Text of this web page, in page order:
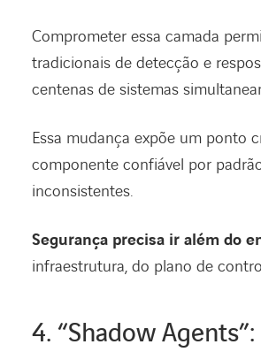
Comprometer essa camada
tradicionais de detecção e
centenas de sistemas
Essa mudança expõe um ponto
componente confiável por
inconsistentes.
Segurança precisa ir além do
infraestrutura, do plano de
4. “Shadow